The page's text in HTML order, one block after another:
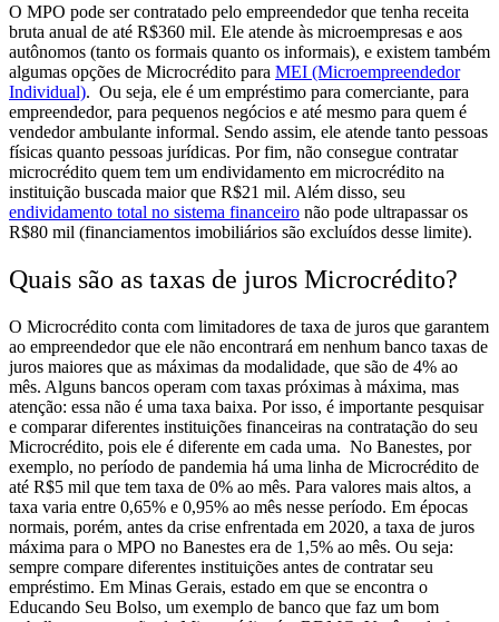
O MPO pode ser contratado pelo empreendedor que tenha receita
bruta anual de até R$360 mil. Ele atende às microempresas e aos
autônomos (tanto os formais quanto os informais), e existem também
algumas opções de Microcrédito para MEI (Microempreendedor
Individual). Ou seja, ele é um empréstimo para comerciante, para
empreendedor, para pequenos negócios e até mesmo para quem é
vendedor ambulante informal. Sendo assim, ele atende tanto pessoas
físicas quanto pessoas jurídicas. Por fim, não consegue contratar
microcrédito quem tem um endividamento em microcrédito na
instituição buscada maior que R$21 mil. Além disso, seu
endividamento total no sistema financeiro não pode ultrapassar os
R$80 mil (financiamentos imobiliários são excluídos desse limite).
Quais são as taxas de juros Microcrédito?
O Microcrédito conta com limitadores de taxa de juros que garantem
ao empreendedor que ele não encontrará em nenhum banco taxas de
juros maiores que as máximas da modalidade, que são de 4% ao
mês. Alguns bancos operam com taxas próximas à máxima, mas
atenção: essa não é uma taxa baixa. Por isso, é importante pesquisar
e comparar diferentes instituições financeiras na contratação do seu
Microcrédito, pois ele é diferente em cada uma. No Banestes, por
exemplo, no período de pandemia há uma linha de Microcrédito de
até R$5 mil que tem taxa de 0% ao mês. Para valores mais altos, a
taxa varia entre 0,65% e 0,95% ao mês nesse período. Em épocas
normais, porém, antes da crise enfrentada em 2020, a taxa de juros
máxima para o MPO no Banestes era de 1,5% ao mês. Ou seja:
sempre compare diferentes instituições antes de contratar seu
empréstimo. Em Minas Gerais, estado em que se encontra o
Educando Seu Bolso, um exemplo de banco que faz um bom